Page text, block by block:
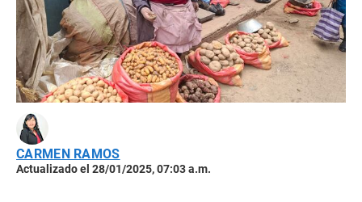
CARMEN RAMOS
Actualizado el 28/01/2025, 07:03 a.m.